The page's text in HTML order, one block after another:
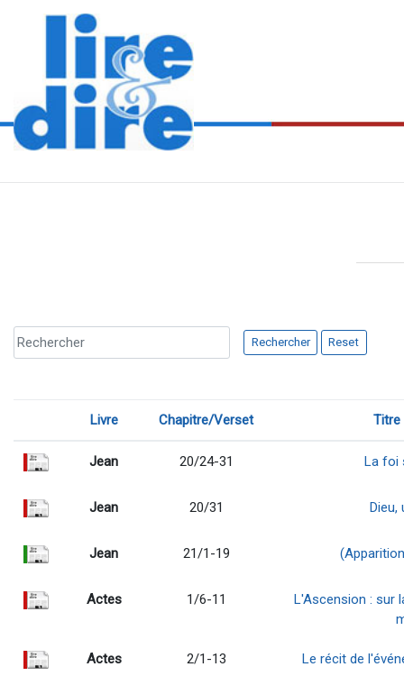
Rechercher Reset
Livre Chapitre/Verset Titre
Jean 20/24-31 La foi
Jean 20/31 Dieu,
Jean 21/1-19
Actes 1/6-11
L'Ascension : sur
Actes 2/1-13 Le récit de